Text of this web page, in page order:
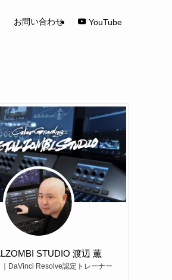
お問い合わせ YouTube
STUDIO 渡辺 薫
DaVinci Resolve認定トレーナー